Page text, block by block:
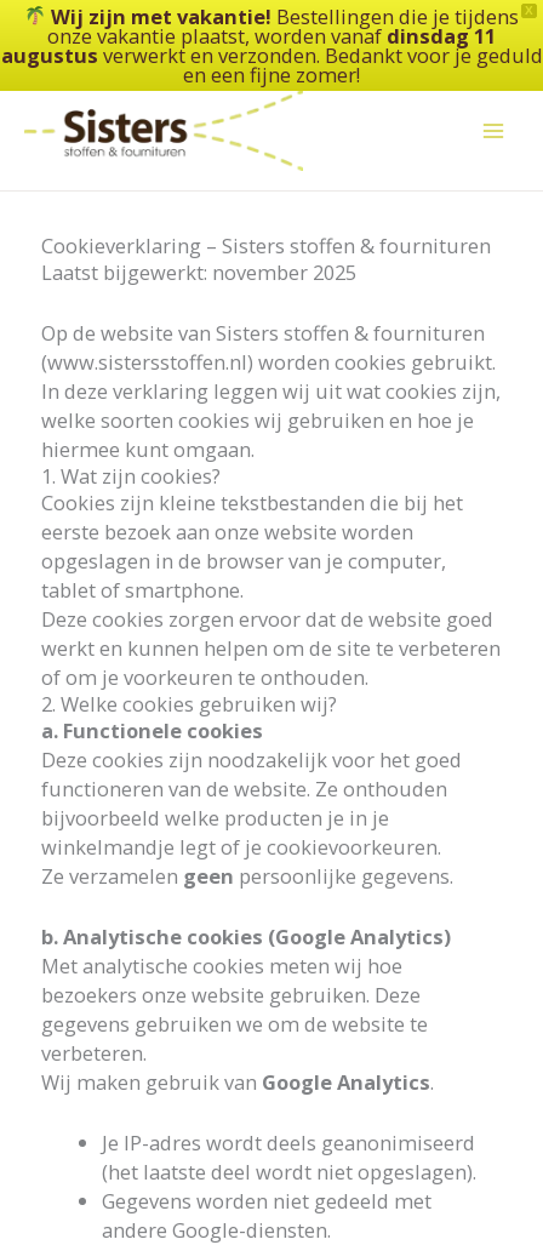
X
Wij zijn met vakantie! Bestellingen die je tijdens
onze vakantie plaatst, worden vanaf dinsdag 11
augustus verwerkt en verzonden. Bedankt voor je geduld
en een fijne zomer!
de
inhoud
Cookieverklaring – Sisters stoffen & fournituren
Laatst bijgewerkt: november 2025
Op de website van Sisters stoffen & fournituren
(www.sistersstoffen.nl) worden cookies gebruikt.
In deze verklaring leggen wij uit wat cookies zijn,
welke soorten cookies wij gebruiken en hoe je
hiermee kunt omgaan.
1. Wat zijn cookies?
Cookies zijn kleine tekstbestanden die bij het
eerste bezoek aan onze website worden
opgeslagen in de browser van je computer,
tablet of smartphone.
Deze cookies zorgen ervoor dat de website goed
werkt en kunnen helpen om de site te verbeteren
of om je voorkeuren te onthouden.
2. Welke cookies gebruiken wij?
a. Functionele cookies
Deze cookies zijn noodzakelijk voor het goed
functioneren van de website. Ze onthouden
bijvoorbeeld welke producten je in je
winkelmandje legt of je cookievoorkeuren.
Ze verzamelen geen persoonlijke gegevens.
b. Analytische cookies (Google Analytics)
Met analytische cookies meten wij hoe
bezoekers onze website gebruiken. Deze
gegevens gebruiken we om de website te
verbeteren.
Wij maken gebruik van Google Analytics.
Je IP-adres wordt deels geanonimiseerd
(het laatste deel wordt niet opgeslagen).
Gegevens worden niet gedeeld met
andere Google-diensten.